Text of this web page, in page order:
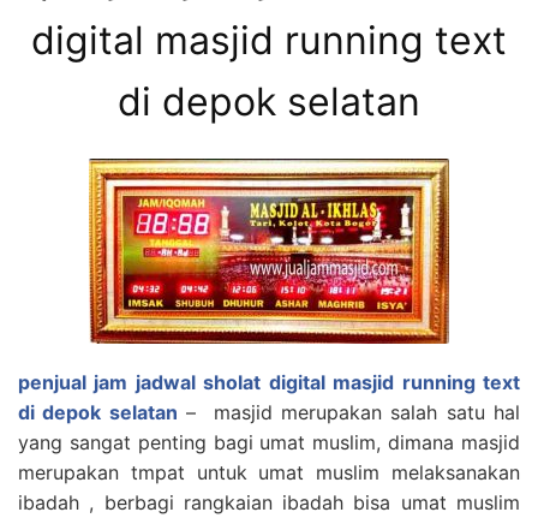
digital masjid running text
di depok selatan
penjual jam jadwal sholat digital masjid running text
di depok selatan – masjid merupakan salah satu hal
yang sangat penting bagi umat muslim, dimana masjid
merupakan tmpat untuk umat muslim melaksanakan
ibadah , berbagi rangkaian ibadah bisa umat muslim